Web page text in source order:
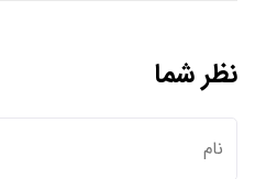
نظر شما